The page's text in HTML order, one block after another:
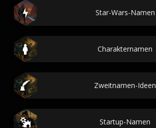
Star-Wars-Namen
Charakternamen
Zweitnamen-Ideen
Startup-Namen